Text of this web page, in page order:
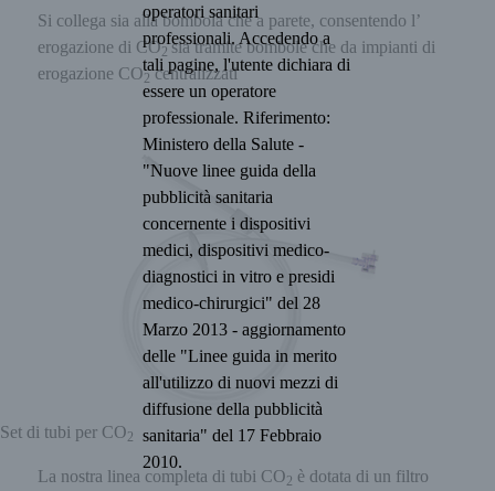
operatori sanitari
professionali. Accedendo a
tali pagine, l'utente dichiara di
essere un operatore
professionale. Riferimento:
Ministero della Salute -
"Nuove linee guida della
pubblicità sanitaria
concernente i dispositivi
medici, dispositivi medico-
diagnostici in vitro e presidi
medico-chirurgici" del 28
Marzo 2013 - aggiornamento
delle "Linee guida in merito
all'utilizzo di nuovi mezzi di
diffusione della pubblicità
sanitaria" del 17 Febbraio
2010.
Si collega sia alla bombola che a parete, consentendo l’
erogazione di CO2 sia tramite bombole che da impianti di
erogazione CO2centralizzati
Set di tubi per CO2
La nostra linea completa di tubi CO2 è dotata di un filtro